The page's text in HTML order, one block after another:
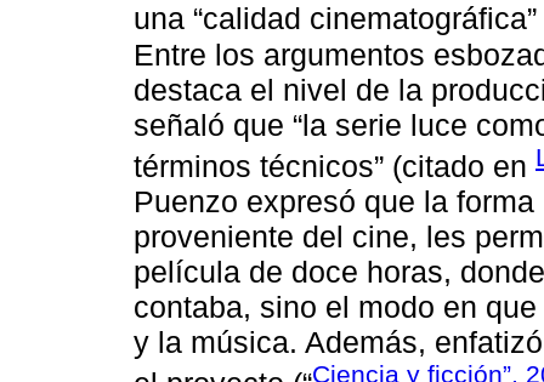
una “calidad
Entre los argumentos
destaca el nivel de la
señaló que “la serie luce
términos técnicos” (citado en
Puenzo expresó que la
proveniente del cine, les
película de doce horas,
contaba, sino el modo en
y la música. Además,
Ciencia y ficción”,